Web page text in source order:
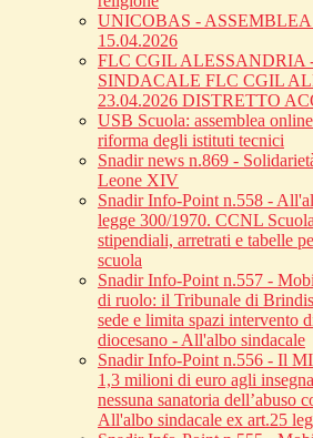
UNICOBAS -
15.04.2026
FLC CGIL ALESSANDRIA
SINDACALE FLC CGIL
23.04.2026 DISTRETTO
USB Scuola: assemblea
riforma degli istituti tecnici
Snadir news n.869 -
Leone XIV
Snadir Info-Point n.558 -
legge 300/1970. CCNL
stipendiali, arretrati e tabelle
scuola
Snadir Info-Point n.557 -
di ruolo: il Tribunale di
sede e limita spazi intervento
diocesano - All'albo sindacale
Snadir Info-Point n.556 - Il
1,3 milioni di euro agli
nessuna sanatoria dell’abuso
All'albo sindacale ex art.25 leg